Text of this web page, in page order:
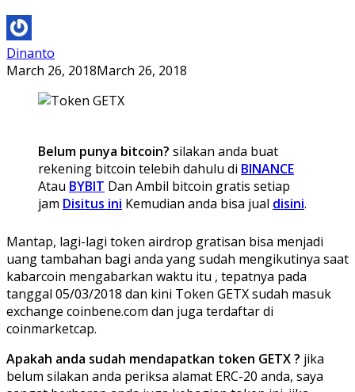
Dinanto
March 26, 2018March 26, 2018
Belum punya bitcoin? silakan anda buat
rekening bitcoin telebih dahulu di BINANCE
Atau BYBIT Dan Ambil bitcoin gratis setiap
jam Disitus ini Kemudian anda bisa jual disini.
Mantap, lagi-lagi token airdrop gratisan bisa menjadi
uang tambahan bagi anda yang sudah mengikutinya saat
kabarcoin mengabarkan waktu itu , tepatnya pada
tanggal 05/03/2018 dan kini Token GETX sudah masuk
exchange coinbene.com dan juga terdaftar di
coinmarketcap.
Apakah anda sudah mendapatkan token GETX ? jika
belum silakan anda periksa alamat ERC-20 anda, saya